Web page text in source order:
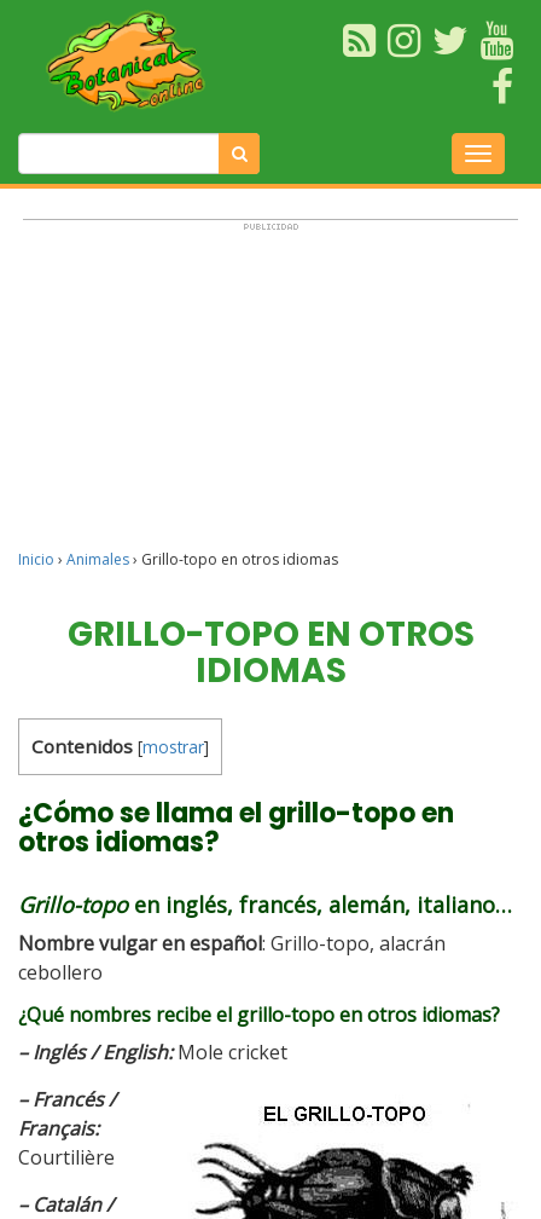
Inicio › Animales› Grillo-topo en otros idiomas
GRILLO-TOPO EN OTROS
IDIOMAS
Contenidos [mostrar]
¿Cómo se llama el grillo-topo en
otros idiomas?
Grillo-topo en inglés, francés, alemán, italiano…
Nombre vulgar en español: Grillo-topo, alacrán
cebollero
¿Qué nombres recibe el grillo-topo en otros idiomas?
– Inglés / English:Mole cricket
– Francés /
Français:
Courtilière
– Catalán /